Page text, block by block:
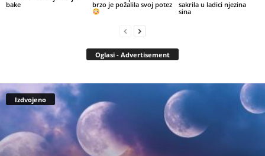
bake
brzo je požalila svoj potez
sakrila u ladici njezina
sina
Oglasi - Advertisement
Izdvojeno